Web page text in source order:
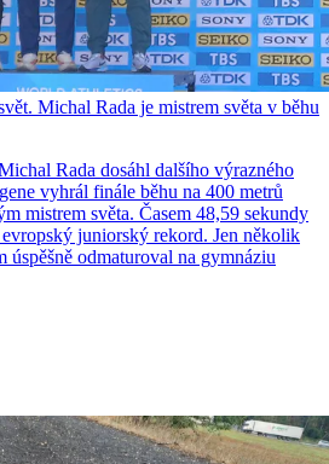
Michal Rada je mistrem světa v běhu
Rada dosáhl dalšího výrazného
vyhrál finále běhu na 400 metrů
mistrem světa. Časem 48,59 sekundy
juniorský rekord. Jen několik
odmaturoval na gymnáziu